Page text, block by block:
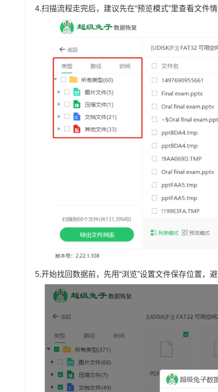
4.扫描流程走完后，建议先在“预览模式”里查看文件
5.开始找回数据前，先用“浏览”设置文件保存位置，